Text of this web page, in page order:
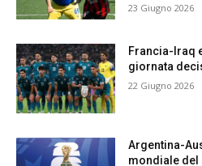
23 Giugno 2026
Francia-Iraq
giornata
22 Giugno 2026
Argentina-
mondiale del